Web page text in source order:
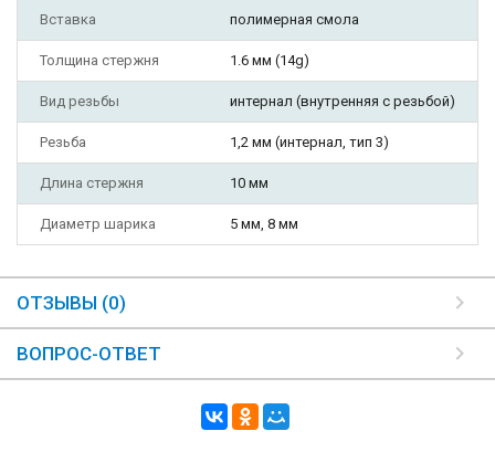
Вставка полимерная смола
Толщина стержня 1.6 мм (14g)
Вид резьбы интернал (внутренняя с резьбой)
Резьба 1,2 мм (интернал, тип 3)
Длина стержня 10 мм
Диаметр шарика 5 мм, 8 мм
ОТЗЫВЫ (0)
ВОПРОС-ОТВЕТ